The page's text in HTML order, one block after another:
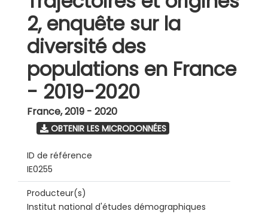
2, enquête sur la
diversité des
populations en France
- 2019-2020
France,2019 - 2020
OBTENIR LES MICRODONNÉES
ID de référence
IE0255
Producteur(s)
Institut national d'études démographiques